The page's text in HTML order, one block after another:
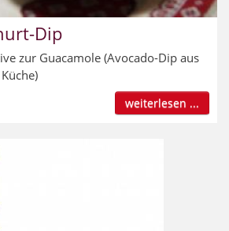
Dip
zur Guacamole (Avocado-Dip aus
weiterlesen ...